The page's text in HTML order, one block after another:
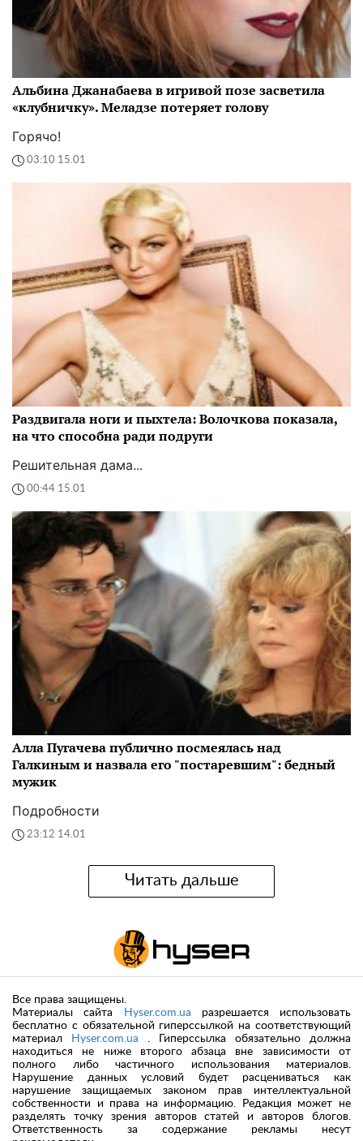
Альбина Джанабаева в игривой позе засветила
«клубничку». Меладзе потеряет голову
Горячо!
03:10 15.01
Раздвигала ноги и пыхтела: Волочкова показала,
на что способна ради подруги
Решительная дама...
00:44 15.01
Алла Пугачева публично посмеялась над
Галкиным и назвала его "постаревшим": бедный
мужик
Подробности
23:12 14.01
Читать дальше
Все права защищены.
Материалы сайта
Hyser.com.ua разрешается использовать
бесплатно с обязательной гиперссылкой на соответствующий
материал
Hyser.com.ua . Гиперссылка обязательно должна
находиться не ниже второго абзаца вне зависимости от
полного либо частичного использования материалов.
Нарушение данных условий будет расцениваться как
нарушение защищаемых законом прав интеллектуальной
собственности и права на информацию. Редакция может не
разделять точку зрения авторов статей и авторов блогов.
Ответственность за содержание рекламы несут